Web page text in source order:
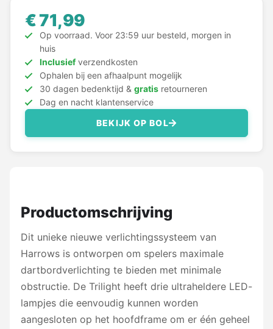
Dart
ABC Darts
Mission
Harrows
KOTO
€ 71,99
Op voorraad. Voor 23:59 uur besteld, morgen in
huis
Inclusiefverzendkosten
Ophalen bij een afhaalpunt mogelijk
30 dagen bedenktijd & gratis retourneren
Dag en nacht klantenservice
BEKIJK OP BOL
Productomschrijving
Dit unieke nieuwe verlichtingssysteem van
Harrows is ontworpen om spelers maximale
dartbordverlichting te bieden met minimale
obstructie. De Trilight heeft drie ultraheldere LED-
lampjes die eenvoudig kunnen worden
aangesloten op het hoofdframe om er één geheel